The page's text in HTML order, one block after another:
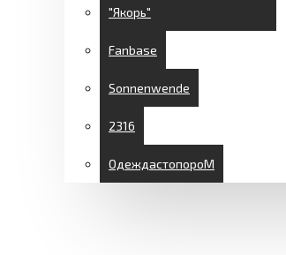
"Якорь"
Fanbase
Sonnenwende
2316
ОдеждастопороМ